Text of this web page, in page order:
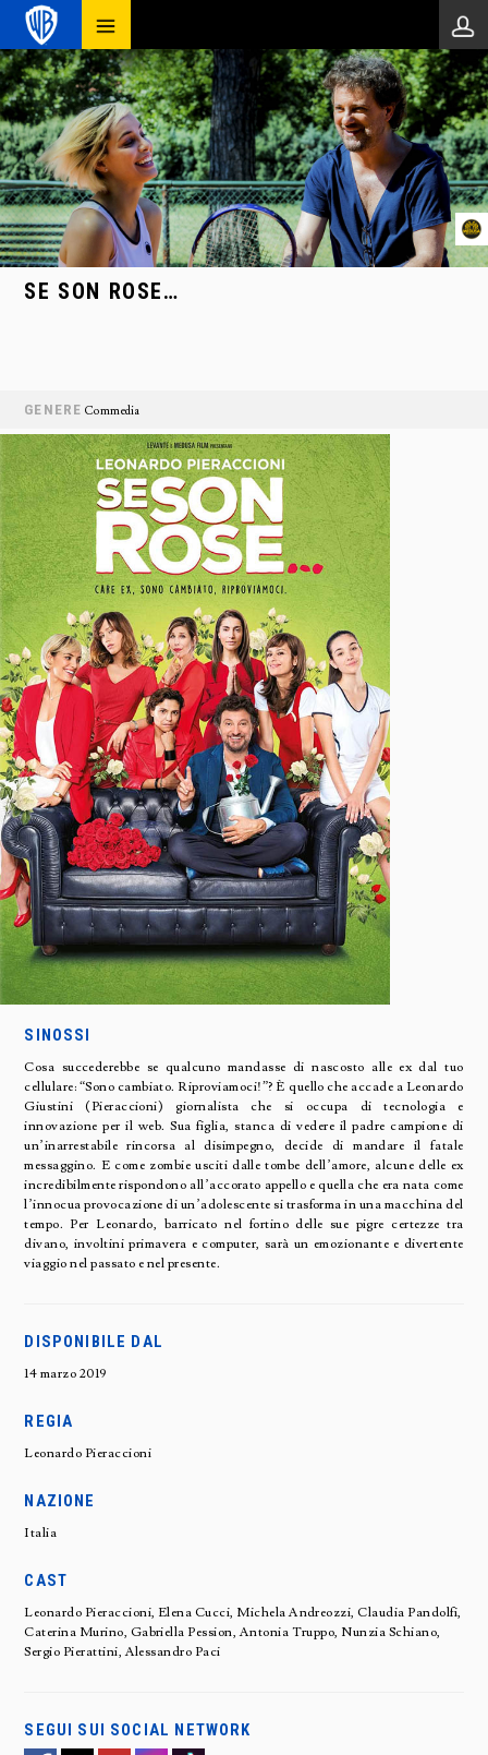
SE SON ROSE…
GENERE Commedia
SINOSSI
Cosa succederebbe se qualcuno mandasse di nascosto alle ex dal tuo
cellulare: “Sono cambiato. Riproviamoci!”? È quello che accade a Leonardo
Giustini (Pieraccioni) giornalista che si occupa di tecnologia e
innovazione per il web. Sua figlia, stanca di vedere il padre campione di
un’inarrestabile rincorsa al disimpegno, decide di mandare il fatale
messaggino. E come zombie usciti dalle tombe dell’amore, alcune delle ex
incredibilmente rispondono all’accorato appello e quella che era nata come
l’innocua provocazione di un’adolescente si trasforma in una macchina del
tempo. Per Leonardo, barricato nel fortino delle sue pigre certezze tra
divano, involtini primavera e computer, sarà un emozionante e divertente
viaggio nel passato e nel presente.
DISPONIBILE DAL
14 marzo 2019
REGIA
Leonardo Pieraccioni
NAZIONE
Italia
CAST
Leonardo Pieraccioni, Elena Cucci, Michela Andreozzi, Claudia Pandolfi,
Caterina Murino, Gabriella Pession, Antonia Truppo, Nunzia Schiano,
Sergio Pierattini, Alessandro Paci
SEGUI SUI SOCIAL NETWORK